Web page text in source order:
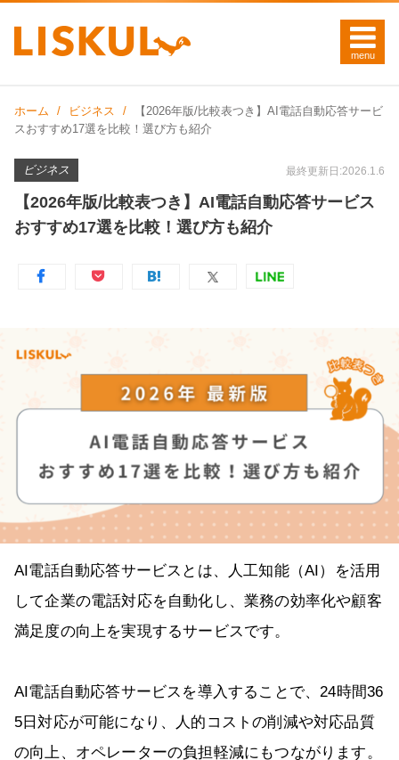
ホーム ビジネス
【2026年版/比較表つき】AI電話自動応答サービ
スおすすめ17選を比較！選び方も紹介
ビジネス 最終更新日:2026.1.6
【2026年版/比較表つき】AI電話自動応答サービス
おすすめ17選を比較！選び方も紹介
AI電話自動応答サービスとは、人工知能（AI）を活用
して企業の電話対応を自動化し、業務の効率化や顧客
満足度の向上を実現するサービスです。
AI電話自動応答サービスを導入することで、24時間36
5日対応が可能になり、人的コストの削減や対応品質
の向上、オペレーターの負担軽減にもつながります。